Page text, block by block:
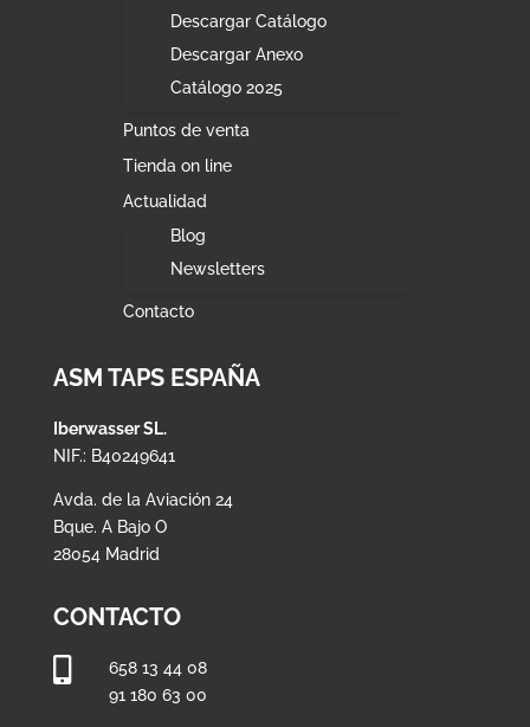
Descargar Catálogo
Descargar Anexo
Catálogo 2025
Puntos de venta
Tienda on line
Actualidad
Blog
Newsletters
Contacto
ASM TAPS ESPAÑA
Iberwasser SL.
NIF.: B40249641
Avda. de la Aviación 24
Bque. A Bajo O
28054 Madrid
CONTACTO

658 13 44 08
91 180 63 00